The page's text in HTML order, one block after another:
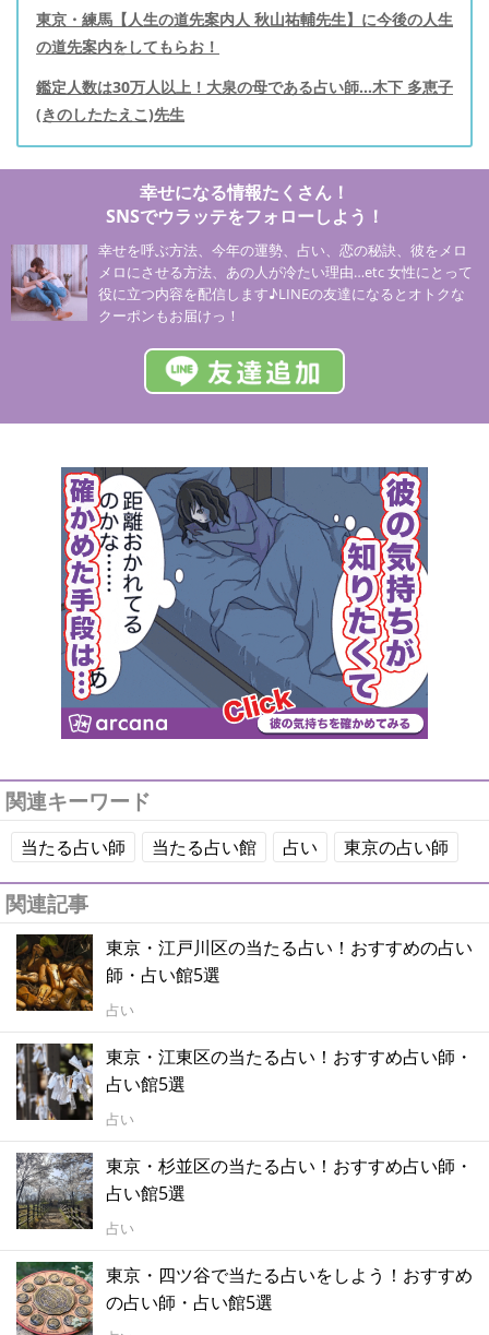
東京・練馬【人生の道先案内人 秋山祐輔先生】に今後の人生
の道先案内をしてもらお！
鑑定人数は30万人以上！大泉の母である占い師…木下 多恵子
(きのしたたえこ)先生
幸せになる情報たくさん！
SNSでウラッテをフォローしよう！
幸せを呼ぶ方法、今年の運勢、占い、恋の秘訣、彼をメロ
メロにさせる方法、あの人が冷たい理由…etc 女性にとって
役に立つ内容を配信します♪LINEの友達になるとオトクな
クーポンもお届けっ！
関連キーワード
当たる占い師 当たる占い館 占い 東京の占い師
関連記事
東京・江戸川区の当たる占い！おすすめの占い
師・占い館5選
占い
東京・江東区の当たる占い！おすすめ占い師・
占い館5選
占い
東京・杉並区の当たる占い！おすすめ占い師・
占い館5選
占い
東京・四ツ谷で当たる占いをしよう！おすすめ
の占い師・占い館5選